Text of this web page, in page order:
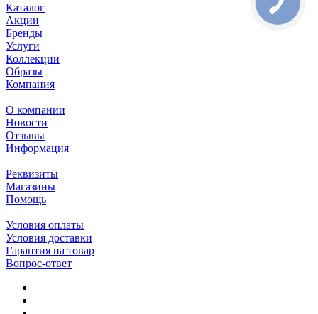
Каталог
Акции
Бренды
Услуги
Коллекции
Образы
Компания
О компании
Новости
Отзывы
Информация
Реквизиты
Магазины
Помощь
Условия оплаты
Условия доставки
Гарантия на товар
Вопрос-ответ